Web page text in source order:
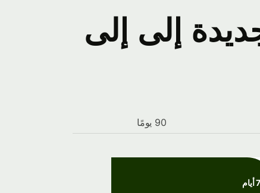
إلى إلى
90 يومًا